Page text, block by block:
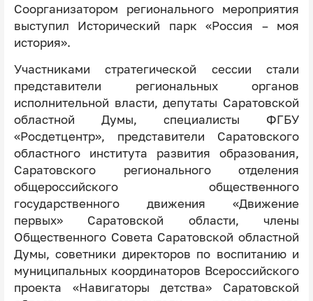
Соорганизатором регионального мероприятия
выступил Исторический парк «Россия – моя
история».
Участниками стратегической сессии стали
представители региональных органов
исполнительной власти, депутаты Саратовской
областной Думы, специалисты ФГБУ
«Росдетцентр», представители Саратовского
областного института развития образования,
Саратовского регионального отделения
общероссийского общественного
государственного движения «Движение
первых» Саратовской области, члены
Общественного Совета Саратовской областной
Думы, советники директоров по воспитанию и
муниципальных координаторов Всероссийского
проекта «Навигаторы детства» Саратовской